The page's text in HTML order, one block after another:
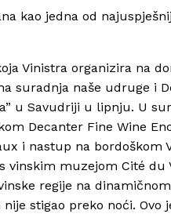
kao jedna od
Vinistra organizira na
suradnja naše udruge i
u Savudriji u lipnju. U
Decanter Fine Wine
i nastup na bordoškom
vinskim muzejom Cité
regije na
stigao preko noći.